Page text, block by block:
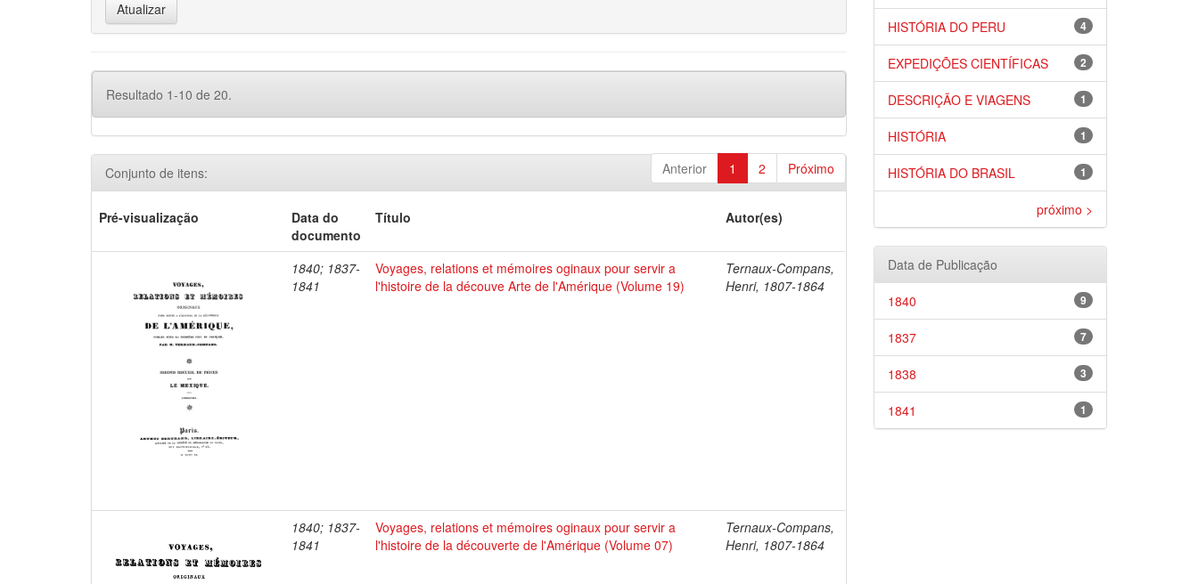
Resultado 1-10 de 20.
Anterior 1 2 Próximo
Conjunto de itens:
Pré-visualização
Data do
documento
Título Autor(es)
1840; 1837-
1841
Voyages, relations et mémoires oginaux pour servir a
l'histoire de la découve Arte de l'Amérique (Volume 19)
Ternaux-Compans,
Henri, 1807-1864
1840; 1837-
1841
Voyages, relations et mémoires oginaux pour servir a
l'histoire de la découverte de l'Amérique (Volume 07)
Ternaux-Compans,
Henri, 1807-1864
4
HISTÓRIA DO PERU
2
EXPEDIÇÕES CIENTÍFICAS
1
DESCRIÇÃO E VIAGENS
1
HISTÓRIA
1
HISTÓRIA DO BRASIL
próximo >
Data de Publicação
9
1840
7
1837
3
1838
1
1841